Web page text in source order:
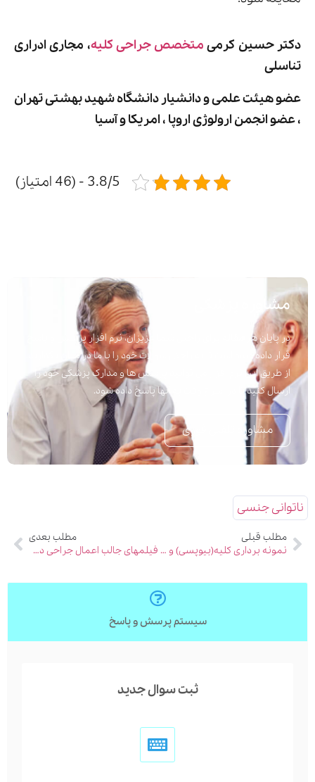
دکتر حسین کرمی متخصص جراحی کلیه، مجاری ادراری
تناسلی
عضو هیئت علمی و دانشیار دانشگاه شهید بهشتی تهران
، عضو انجمن ارولوژی اروپا ، امریکا و آسیا
3.8/5 - (46 امتیاز)
مشاوره پزشکی
در پایان هر مقاله برای راحتی شما عزیزان، نرم افزار پرسش و پاسخ
قرار داده شده است تا به راحتی سوالات خود را با ما در میان بگذارید.
از طریق این نرم افزار می توانید پرسش ها و مدارک پزشکی خود را
ارسال کنید تا در اسرع وقت به آنها پاسخ داده شود.
مشاوره تلفنی فوری
ناتوانی جنسی
مطلب قبلی
نمونه برداری کلیه(بیوپسی) و مراقبت های بعد از انجام آن
مطلب بعدی
فیلمهای جالب اعمال جراحی دکتر کرمی در اپارات
سیستم پرسش و پاسخ
ثبت سوال جدید